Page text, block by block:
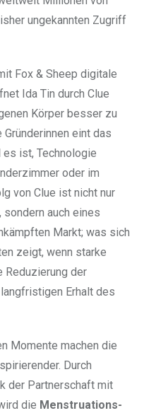
ungekannten Zugriff
Fox & Sheep digitale
Ida Tin durch Clue
Körper besser zu
eint das
ist, Technologie
oder im
von Clue ist nicht nur
auch eines
Markt; was sich
zeigt, wenn starke
Reduzierung der
Erhalt des
Momente machen die
Durch
der Partnerschaft mit
die Menstruations-